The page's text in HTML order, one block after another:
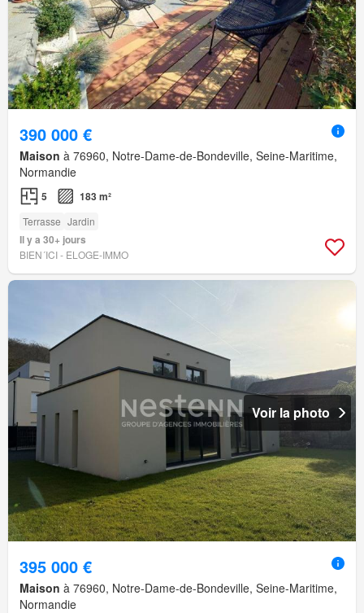
390 000 €
Maison à 76960, Notre-Dame-de-Bondeville, Seine-Maritime,
Normandie
5 183 m²
Terrasse Jardin
Il y a 30+ jours
BIEN´ICI - ELOGE-IMMO
Voir la photo
395 000 €
Maison à 76960, Notre-Dame-de-Bondeville, Seine-Maritime,
Normandie